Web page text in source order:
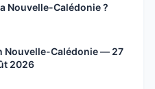
Nouvelle-Calédonie ?
Nouvelle-Calédonie — 27
2026